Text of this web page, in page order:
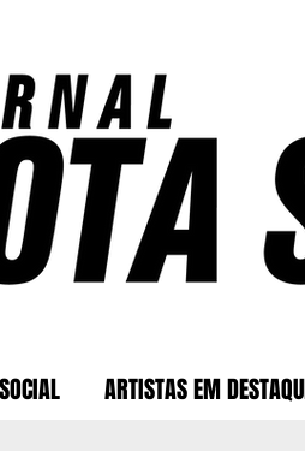
SOCIAL ARTISTAS EM